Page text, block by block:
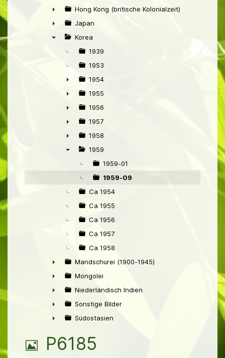
►
►
Hong Kong (britische Kolonialzeit)
►
Japan
Korea
1939
1953
►
1954
►
1955
►
1956
►
1957
►
1958
1959
1959-01
1959-09
Ca 1954
Ca 1955
Ca 1956
Ca 1957
Ca 1958
►
Mandschurei (1900-1945)
►
Mongolei
►
Niederländisch Indien
►
Sonstige Bilder
Südostasien
B
P6185